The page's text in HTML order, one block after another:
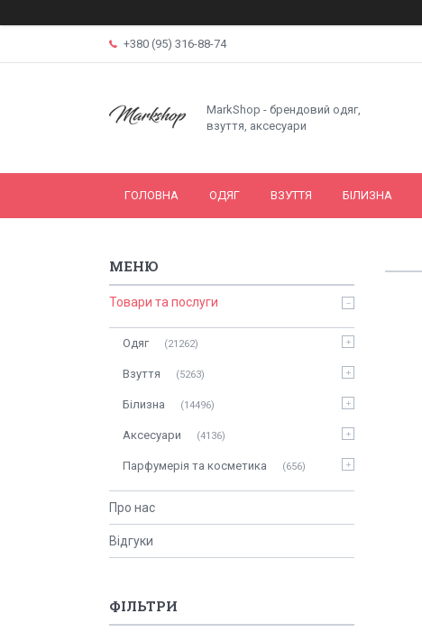
+380 (95) 316-88-74
MarkShop - брендовий одяг,
взуття, аксесуари
ГОЛОВНА ОДЯГ ВЗУТТЯ БІЛИЗНА
Товари та послуги
Одяг 21262
Взуття 5263
Білизна 14496
Аксесуари 4136
Парфумерія та косметика 656
Про нас
Відгуки
ФІЛЬТРИ